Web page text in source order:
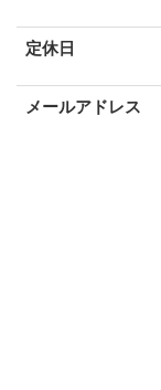
定休日
メールアドレス